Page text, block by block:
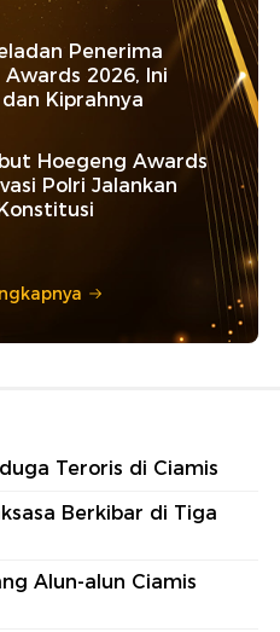
Penerima
2026, Ini
Kiprahnya
Hoegeng Awards
Polri Jalankan
Teroris di Ciamis
Berkibar di Tiga
Alun-alun Ciamis